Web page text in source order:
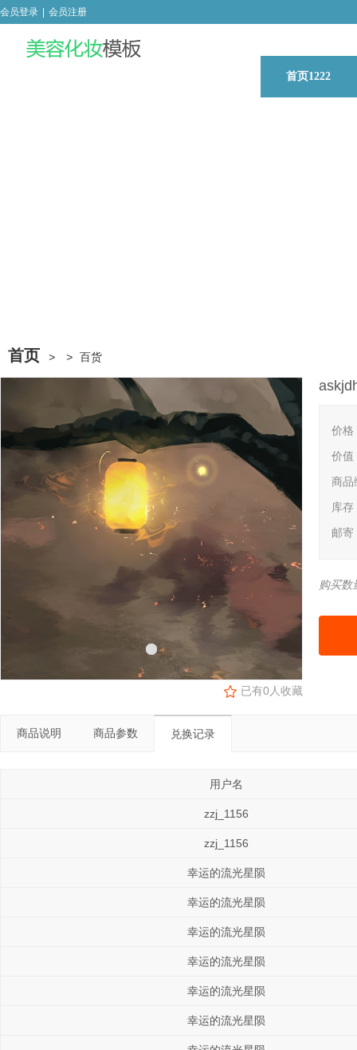
首页1222
会员登录 会员注册
首页 > > 百货
已有0 人收藏
价
价值
商品
库存
邮寄
购买数
商品说明 商品参数 兑换记录
用户名
zzj_1156
zzj_1156
幸运的流光星陨
幸运的流光星陨
幸运的流光星陨
幸运的流光星陨
幸运的流光星陨
幸运的流光星陨